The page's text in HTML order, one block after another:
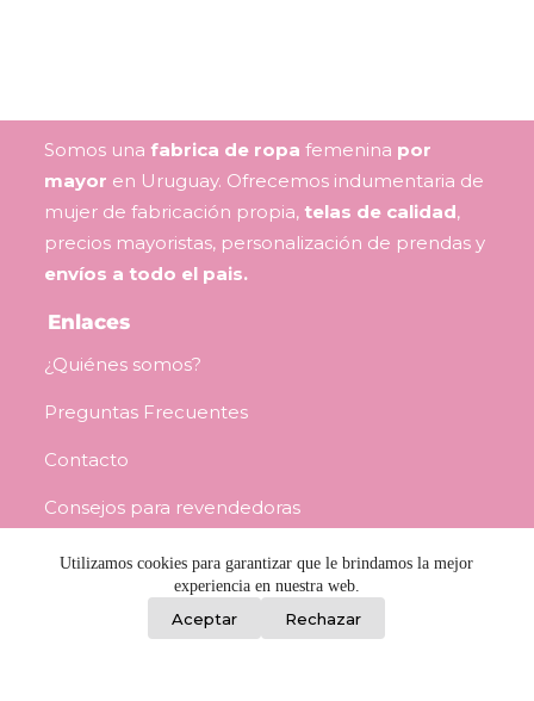
Utilizamos cookies para garantizar que le brindamos la mejor
experiencia en nuestra web.
Aceptar Rechazar
Somos una fabrica de ropa femenina por
mayor en Uruguay. Ofrecemos indumentaria de
mujer de fabricación propia, telas de calidad,
precios mayoristas, personalización de prendas y
envíos a todo el pais.
Enlaces
¿Quiénes somos?
Preguntas Frecuentes
Contacto
Consejos para revendedoras
Términos y Condiciones
Información